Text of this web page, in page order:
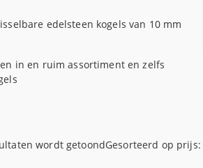
edelsteen kogels van 10 mm
in en ruim assortiment en zelfs
wordt getoondGesorteerd op prijs: